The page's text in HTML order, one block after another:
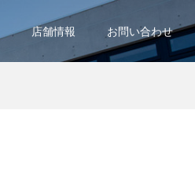
店舗情報 お問い合わせ